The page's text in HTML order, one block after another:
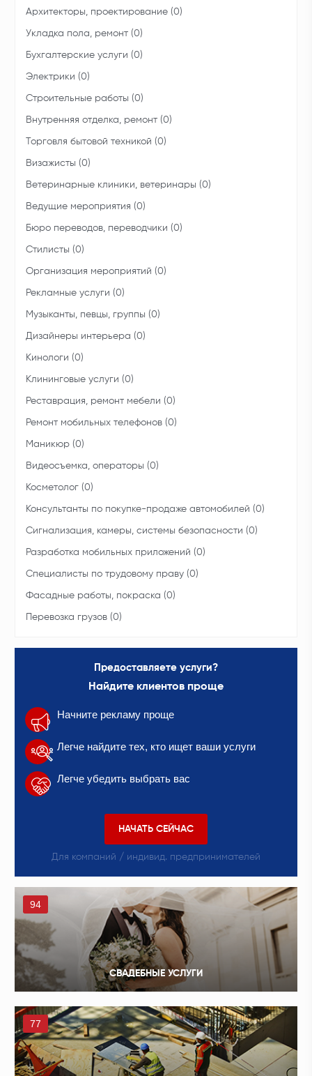
Архитекторы, проектирование (0)
Укладка пола, ремонт (0)
Бухгалтерские услуги (0)
Электрики (0)
Строительные работы (0)
Внутренняя отделка, ремонт (0)
Торговля бытовой техникой (0)
Визажисты (0)
Ветеринарные клиники, ветеринары (0)
Ведущие мероприятия (0)
Бюро переводов, переводчики (0)
Стилисты (0)
Организация мероприятий (0)
Рекламные услуги (0)
Музыканты, певцы, группы (0)
Дизайнеры интерьера (0)
Кинологи (0)
Клининговые услуги (0)
Реставрация, ремонт мебели (0)
Ремонт мобильных телефонов (0)
Маникюр (0)
Видеосъемка, операторы (0)
Косметолог (0)
Консультанты по покупке-продаже автомобилей (0)
Сигнализация, камеры, системы безопасности (0)
Разработка мобильных приложений (0)
Специалисты по трудовому праву (0)
Фасадные работы, покраска (0)
Перевозка грузов (0)
Предоставляете услуги?
Найдите клиентов проще
Начните рекламу проще
Легче найдите тех, кто ищет ваши услуги
Легче убедить выбрать вас
НАЧАТЬ СЕЙЧАС
Для компаний / индивид. предпринимателей
94
СВАДЕБНЫЕ УСЛУГИ
77